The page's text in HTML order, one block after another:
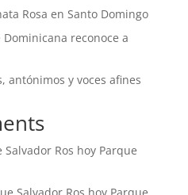
Rosa en Santo Domingo
reconoce a
antónimos y voces afines
Salvador Ros hoy Parque
Salvador Ros hoy Parque